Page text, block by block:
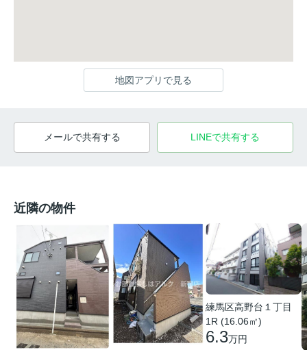
地図アプリで見る
メールで共有する LINEで共有する
近隣の物件
練馬区高野台１丁目
1R (16.06㎡)
6.3万円